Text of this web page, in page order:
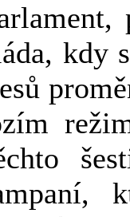
kdy